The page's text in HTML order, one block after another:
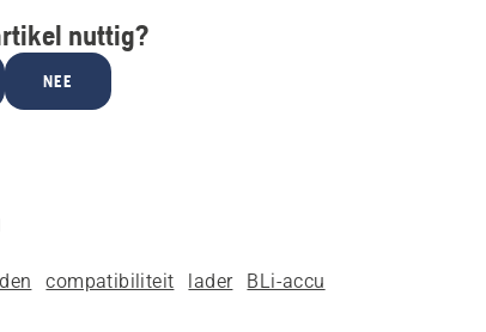
nuttig?
NEE
compatibiliteit lader BLi-accu